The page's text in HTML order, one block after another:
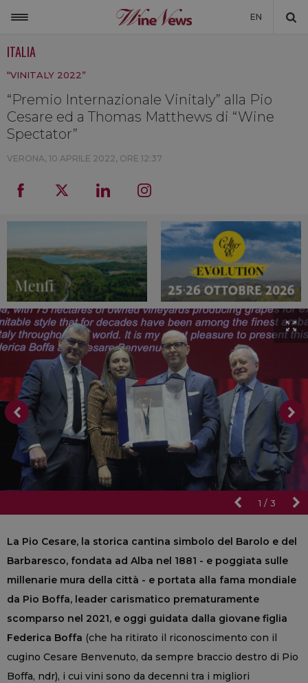
EN
NON SOLO VINO
LA CANTINA DI WINENEWS
DICONO DI NOI
ITALIA
“VINITALY 2022”
“Premio Internazionale Vinitaly” alla Pio
Cesare ed a Thomas Matthews di “Wine
Spectator”
VERONA, 10 APRILE 2022, ORE 12:37
1 / 3
La Pio Cesare, la storica cantina simbolo del Barolo e del
Barbaresco, fondata ad Alba nel 1881 - e poggiata sulle
millenarie mura della città - e portata alla fama mondiale
da Pio Boffa, leader carismatico prematuramente
scomparso nel 2021, e oggi guidata dalla giovane figlia
Federica Boffa (che ha ritirato il riconoscimento con il
cugino Cesare Benvenuto, da sempre braccio destro di Pio
Boffa, ndr), i cui vini sono da decenni tra i migliori